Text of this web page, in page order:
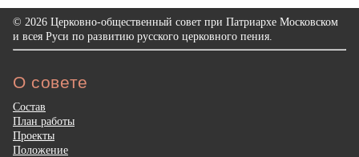
© 2026 Церковно-общественный совет при Патриархе Московском
и всея Руси по развитию русского церковного пения.
О совете
Состав
План работы
Проекты
Положение